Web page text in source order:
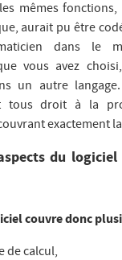
mêmes fonctions,
aurait pu être
dans le
vous avez
un autre
tous droit à la
exactement
du
couvre donc
de calcul,